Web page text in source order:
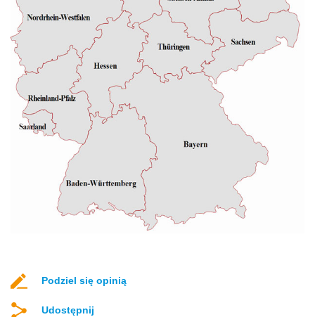
Podziel się opinią
Udostępnij